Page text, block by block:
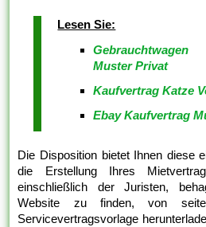
Lesen Sie:
Muster Privat
Kaufvertrag Katze
Ebay Kaufvertrag
Die Disposition bietet Ihnen diese
die Erstellung Ihres
einschließlich der Juristen,
Website zu finden, von
Servicevertragsvorlage